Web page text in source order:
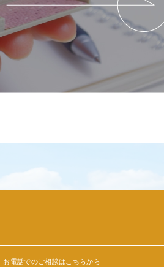
お電話でのご相談はこちらから